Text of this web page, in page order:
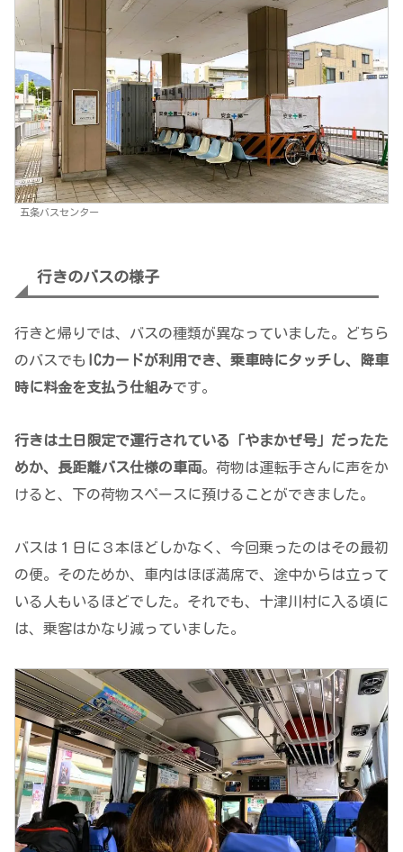
五条バスセンター
行きのバスの様子
行きと帰りでは、バスの種類が異なっていました。どちら
のバスでも
ICカードが利用でき、乗車時にタッチし、降車
時に料金を支払う仕組みです。
行きは土日限定で運行されている「やまかぜ号」だったた
めか、長距離バス仕様の車両。荷物は運転手さんに声をか
けると、下の荷物スペースに預けることができました。
バスは１日に３本ほどしかなく、今回乗ったのはその最初
の便。そのためか、車内はほぼ満席で、途中からは立って
いる人もいるほどでした。それでも、十津川村に入る頃に
は、乗客はかなり減っていました。